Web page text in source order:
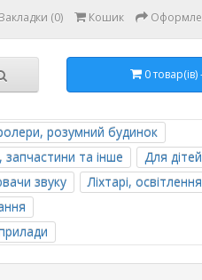
Закладки (0) Кошик
0
розумний будинок
запчастини та інше
Для дітей
звуку
Ліхтарі, освітлення